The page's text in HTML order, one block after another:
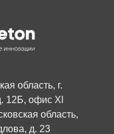
область, г.
12Б, офис Xl
область,
д. 23